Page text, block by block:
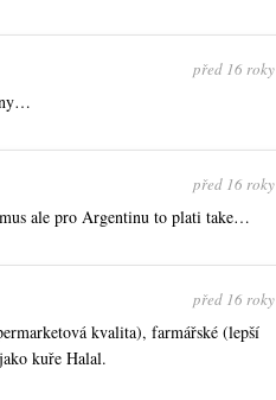
před 16 roky
před 16 roky
ale pro Argentinu to plati take…
před 16 roky
kvalita), farmářské (lepší
kuře Halal.